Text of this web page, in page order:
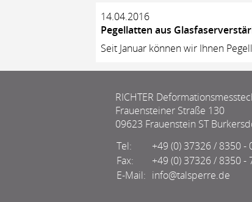
14.04.2016
Pegellatten aus
Seit Januar können wir Ihnen
RICHTER
Frauensteiner Straße 130
09623 Frauenstein ST
Tel:
+49 (0) 37326 / 8350 -
Fax:
+49 (0) 37326 / 8350 -
E-Mail: info@talsperre.de